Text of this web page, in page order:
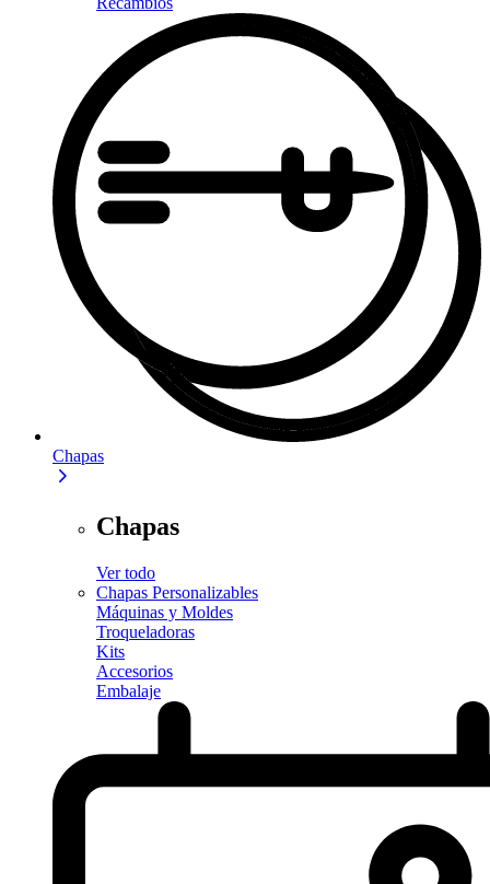
Chapas
Chapas
Ver todo
Chapas Personalizables
Máquinas y Moldes
Troqueladoras
Kits
Accesorios
Embalaje